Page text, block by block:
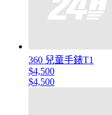
360 兒童手錶T1
$4,500
$4,500